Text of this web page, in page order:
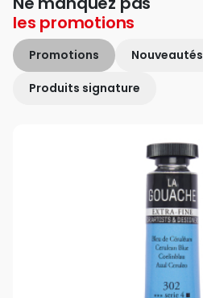
les promotions
Promotions Nouveautés
Produits signature